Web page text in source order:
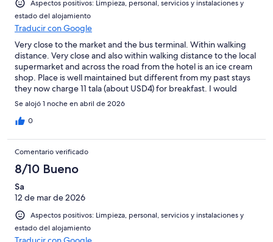
Aspectos positivos: Limpieza, personal, servicios y instalaciones y
estado del alojamiento
Traducir con Google
Very close to the market and the bus terminal. Within walking
distance. Very close and also within walking distance to the local
supermarket and across the road from the hotel is an ice cream
shop. Place is well maintained but different from my past stays
they now charge 11 tala (about USD4) for breakfast. I would
definitely choose to stay here when I’m next in Apia.
Se alojó 1 noche en abril de 2026
0
Comentario verificado
8/10 Bueno
Sa
12 de mar de 2026
Aspectos positivos: Limpieza, personal, servicios y instalaciones y
estado del alojamiento